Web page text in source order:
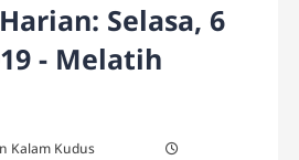
Selasa, 6
- Melatih
Kalam Kudus